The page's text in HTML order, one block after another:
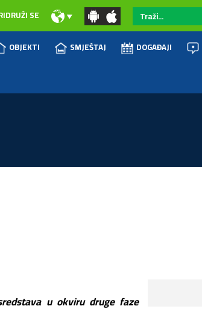
SE Traži...
OBJEKTI SMJEŠTAJ DOGAĐAJI
u okviru druge faze